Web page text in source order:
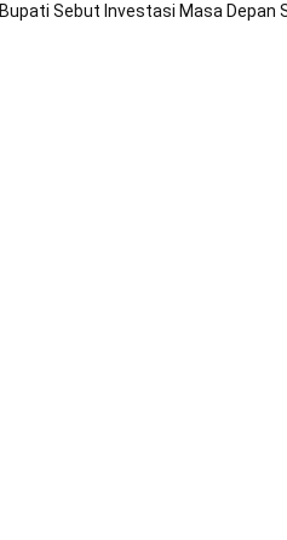
Bupati Sebut Investasi Masa Depan